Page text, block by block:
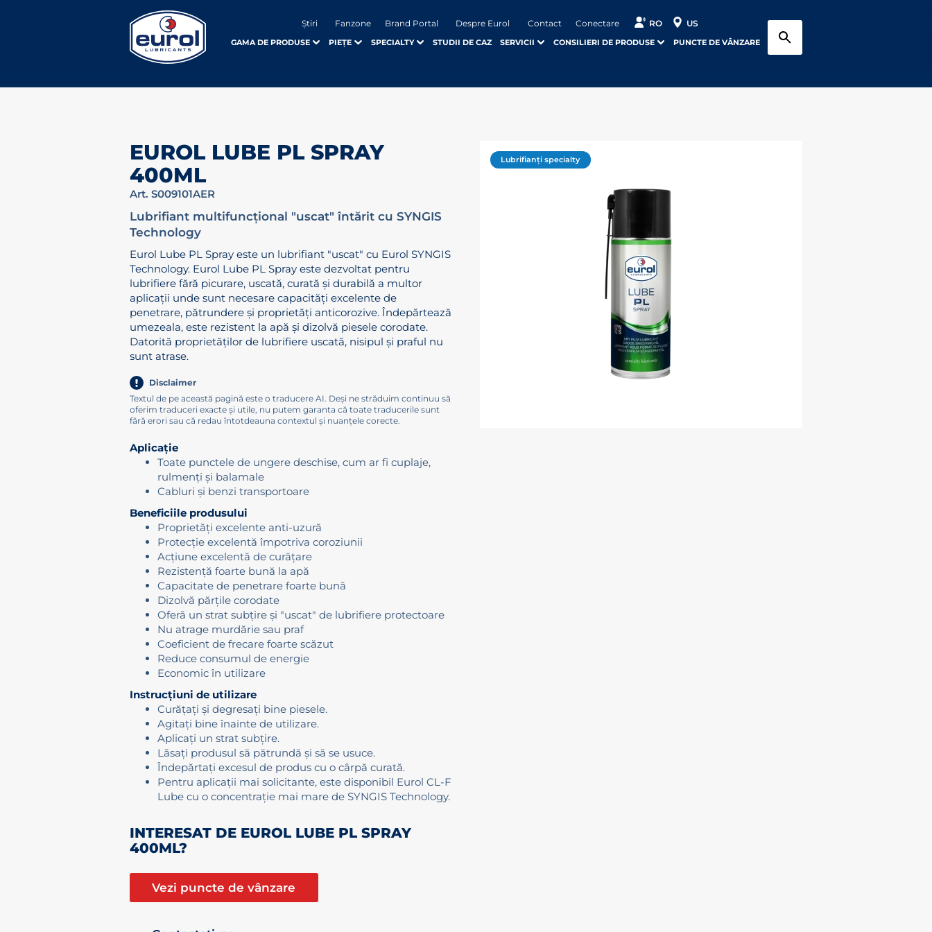
Știri Fanzone Brand Portal Despre Eurol Contact Conectare RO US
GAMA DE PRODUSE PIEȚE SPECIALTY STUDII DE CAZ SERVICII CONSILIERI DE PRODUSE PUNCTE DE VÂNZARE
EUROL LUBE PL SPRAY
400ML
Art. S009101AER
Lubrifiant multifuncțional "uscat" întărit cu SYNGIS
Technology
Eurol Lube PL Spray este un lubrifiant "uscat" cu Eurol SYNGIS
Technology. Eurol Lube PL Spray este dezvoltat pentru
lubrifiere fără picurare, uscată, curată și durabilă a multor
aplicații unde sunt necesare capacități excelente de
penetrare, pătrundere și proprietăți anticorozive. Îndepărtează
umezeala, este rezistent la apă și dizolvă piesele corodate.
Datorită proprietăților de lubrifiere uscată, nisipul și praful nu
sunt atrase.
Disclaimer
Textul de pe această pagină este o traducere AI. Deși ne străduim continuu să
oferim traduceri exacte și utile, nu putem garanta că toate traducerile sunt
fără erori sau că redau întotdeauna contextul și nuanțele corecte.
Aplicație
Toate punctele de ungere deschise, cum ar fi cuplaje,
rulmenți și balamale
Cabluri și benzi transportoare
Beneficiile produsului
Proprietăți excelente anti-uzură
Protecție excelentă împotriva coroziunii
Acțiune excelentă de curățare
Rezistență foarte bună la apă
Capacitate de penetrare foarte bună
Dizolvă părțile corodate
Oferă un strat subțire și "uscat" de lubrifiere protectoare
Nu atrage murdărie sau praf
Coeficient de frecare foarte scăzut
Reduce consumul de energie
Economic în utilizare
Instrucțiuni de utilizare
Curățați și degresați bine piesele.
Agitați bine înainte de utilizare.
Aplicați un strat subțire.
Lăsați produsul să pătrundă și să se usuce.
Îndepărtați excesul de produs cu o cârpă curată.
Pentru aplicații mai solicitante, este disponibil Eurol CL-F
Lube cu o concentrație mai mare de SYNGIS Technology.
INTERESAT DE EUROL LUBE PL SPRAY
400ML?
Vezi puncte de vânzare
Lubrifianți specialty